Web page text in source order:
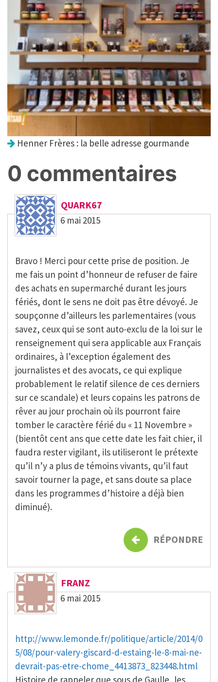
Henner Frères : la belle adresse gourmande
0 commentaires
QUARK67
6 mai 2015
Bravo ! Merci pour cette prise de position. Je
me fais un point d’honneur de refuser de faire
des achats en supermarché durant les jours
fériés, dont le sens ne doit pas être dévoyé. Je
soupçonne d’ailleurs les parlementaires (vous
savez, ceux qui se sont auto-exclu de la loi sur le
renseignement qui sera applicable aux Français
ordinaires, à l’exception également des
journalistes et des avocats, ce qui explique
probablement le relatif silence de ces derniers
sur ce scandale) et leurs copains les patrons de
rêver au jour prochain où ils pourront faire
tomber le caractère férié du « 11 Novembre »
(bientôt cent ans que cette date les fait chier, il
faudra rester vigilant, ils utiliseront le prétexte
qu’il n’y a plus de témoins vivants, qu’il faut
savoir tourner la page, et sans doute sa place
dans les programmes d’histoire a déjà bien
diminué).
RÉPONDRE
FRANZ
6 mai 2015
http://www.lemonde.fr/politique/article/2014/0
5/08/pour-valery-giscard-d-estaing-le-8-mai-ne-
devrait-pas-etre-chome_4413873_823448.html
Histoire de rappeler que sous de Gaulle, les